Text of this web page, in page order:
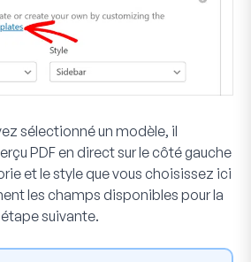
sélectionné un modèle, il
PDF en direct sur le côté gauche
et le style que vous choisissez ici
les champs disponibles pour la
suivante.